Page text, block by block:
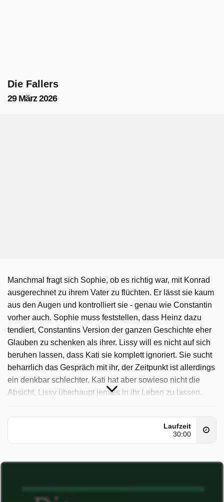
Die Fallers
29 März 2026
Manchmal fragt sich Sophie, ob es richtig war, mit Konrad
ausgerechnet zu ihrem Vater zu flüchten. Er lässt sie kaum
aus den Augen und kontrolliert sie - genau wie Constantin
vorher auch. Sophie muss feststellen, dass Heinz dazu
tendiert, Constantins Version der ganzen Geschichte eher
Glauben zu schenken als ihrer. Lissy will es nicht auf sich
beruhen lassen, dass Kati sie komplett ignoriert. Sie sucht
beharrlich das Gespräch mit ihr, der Zeitpunkt ist allerdings
ein denkbar schlechter. Kati hat aber sowieso nicht die
Absicht, Lissy überhaupt jemals in ihr Leben zu lassen.
Mitglied bekommen. Es sieht so aus, als würde man dieses
auch so schnell nicht mehr loswerden können.
März 2026, 19:15 Uhr.
Laufzeit
30:00